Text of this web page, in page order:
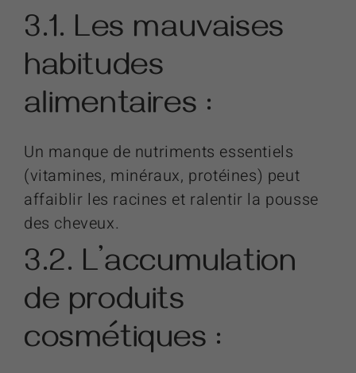
3.1. Les mauvaises
habitudes
alimentaires :
Un manque de nutriments essentiels
(vitamines, minéraux, protéines) peut
affaiblir les racines et ralentir la pousse
des cheveux.
3.2. L’accumulation
de produits
cosmétiques :